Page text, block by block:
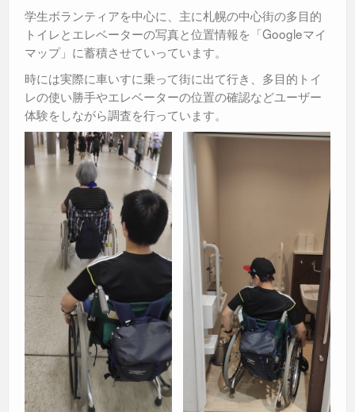
学生ボランティアを中心に、主に札幌の中心街の多目的
トイレとエレベーターの写真と位置情報を「Googleマイ
マップ」に蓄積させていっています。
時には実際に車いすに乗って街に出て行き、多目的トイ
レの使い勝手やエレベーターの位置の確認などユーザー
体験をしながら調査を行っています。